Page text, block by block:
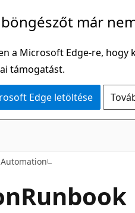
böngészőt már
a Microsoft Edge-re, hogy
támogatást.
Edge letöltése
Automation
Runbook